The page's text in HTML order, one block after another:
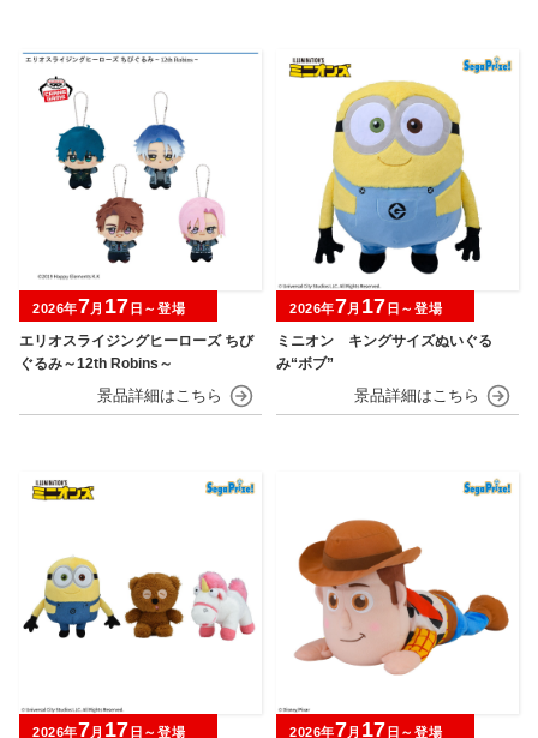
エリオスライジングヒーローズ ちび
ぐるみ～12th Robins～
2026年7月 17 日～登場
ミニオン キングサイズぬいぐる
み“ボブ”
2026年7月 17 日～登場
2026年7月 17 日～登場 2026年7月 17 日～登場